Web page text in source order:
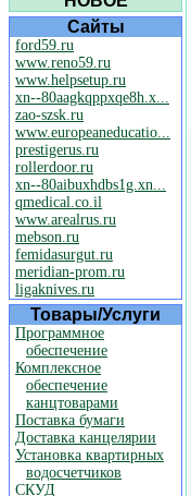
Сайты
ford59.ru
www.reno59.ru
www.helpsetup.ru
xn--80aagkqppxqe8h.x...
zao-szsk.ru
www.europeaneducatio...
prestigerus.ru
rollerdoor.ru
xn--80aibuxhdbs1g.xn...
qmedical.co.il
www.arealrus.ru
mebson.ru
femidasurgut.ru
meridian-prom.ru
ligaknives.ru
Товары/Услуги
Программное
обеспечение
Комплексное
обеспечение
канцтоварами
Поставка бумаги
Доставка канцелярии
Установка квартирных
водосчетчиков
СКУД